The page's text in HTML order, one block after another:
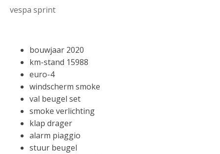
vespa sprint
bouwjaar 2020
km-stand 15988
euro-4
windscherm smoke
val beugel set
smoke verlichting
klap drager
alarm piaggio
stuur beugel